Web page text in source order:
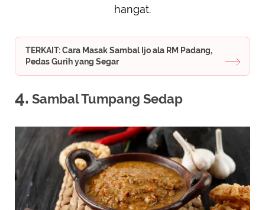
hangat.
TERKAIT: Cara Masak Sambal Ijo ala RM Padang,
Pedas Gurih yang Segar
4. Sambal Tumpang Sedap